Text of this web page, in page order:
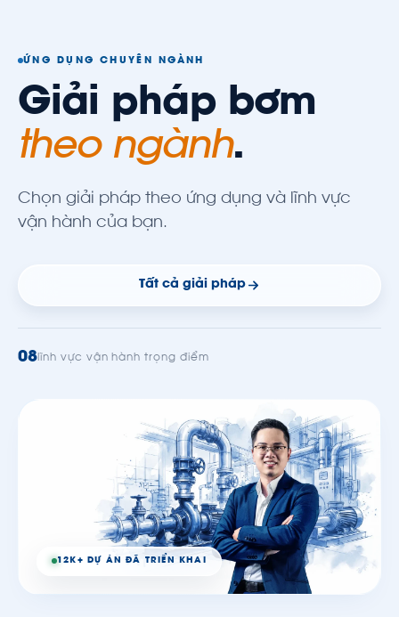
ỨNG DỤNG CHUYÊN NGÀNH
Giải pháp bơm
theo ngành.
Chọn giải pháp theo ứng dụng và lĩnh vực
vận hành của bạn.
Tất cả giải pháp
08 lĩnh vực vận hành trọng điểm
12K+ DỰ ÁN ĐÃ TRIỂN KHAI